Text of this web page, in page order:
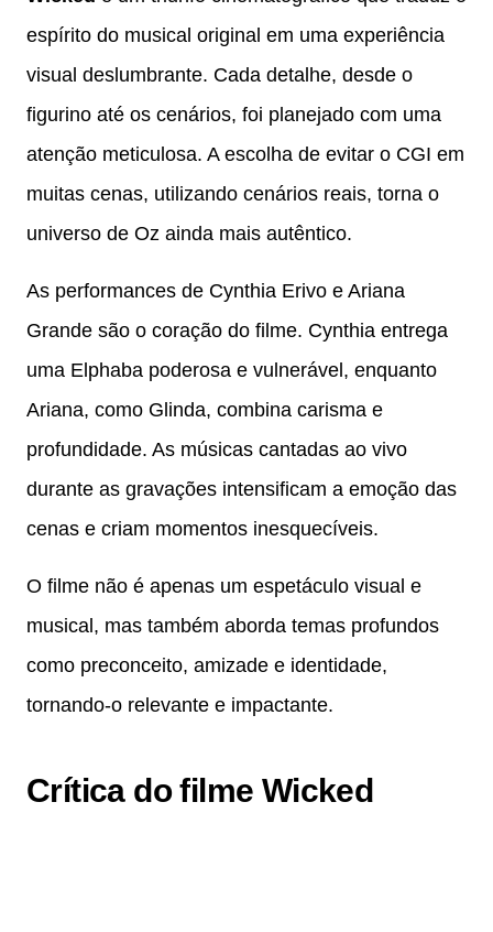
espírito do musical original em uma experiência
visual deslumbrante. Cada detalhe, desde o
figurino até os cenários, foi planejado com uma
atenção meticulosa. A escolha de evitar o CGI em
muitas cenas, utilizando cenários reais, torna o
universo de Oz ainda mais autêntico.
As performances de Cynthia Erivo e Ariana
Grande são o coração do filme. Cynthia entrega
uma Elphaba poderosa e vulnerável, enquanto
Ariana, como Glinda, combina carisma e
profundidade. As músicas cantadas ao vivo
durante as gravações intensificam a emoção das
cenas e criam momentos inesquecíveis.
O filme não é apenas um espetáculo visual e
musical, mas também aborda temas profundos
como preconceito, amizade e identidade,
tornando-o relevante e impactante.
Crítica do filme Wicked